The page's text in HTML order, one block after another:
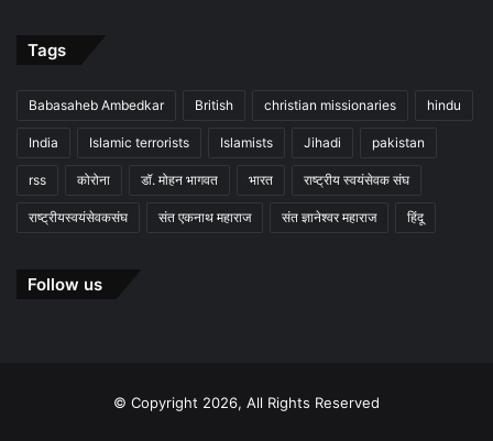
Tags
Babasaheb Ambedkar British christian missionaries hindu
India Islamic terrorists Islamists Jihadi pakistan
rss कोरोना डॉ. मोहन भागवत भारत राष्ट्रीय स्वयंसेवक संघ
राष्ट्रीयस्वयंसेवकसंघ संत एकनाथ महाराज संत ज्ञानेश्वर महाराज हिंदू
Follow us
© Copyright 2026, All Rights Reserved